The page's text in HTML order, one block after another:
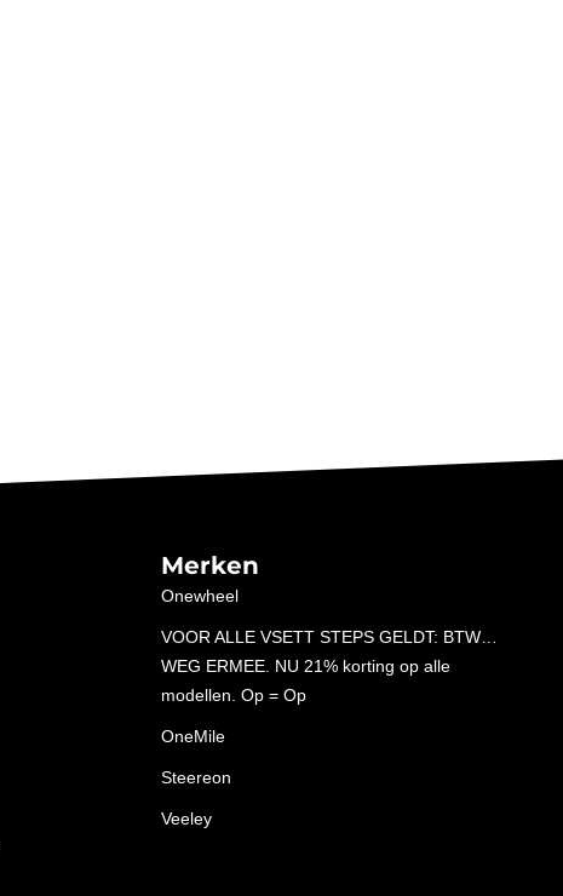
Merken
Onewheel
VOOR ALLE VSETT STEPS GELDT: BTW…
WEG ERMEE. NU 21% korting op alle
modellen. Op = Op
OneMile
Steereon
Veeley